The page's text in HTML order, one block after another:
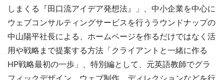
しまくる『田口流アイデア発想法』」、中小企業を中心に
ウェブコンサルティングサービスを行うラウンドナップの
中山陽平社長による、ホームページを作るだけではなく活
用や戦略まで提案する方法「クライアントと一緒に作る
HP戦略最初の一歩」、特別編として、元英語教師でグラ
フィックデザイン、ウェブ制作、ディレクションなどを行